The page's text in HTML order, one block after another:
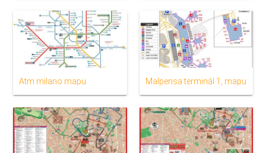
Atm milano mapu Malpensa terminál 1, mapu